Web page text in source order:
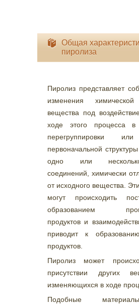
Общая
пиролиза
Пиролиз представляет
изменения химической
вещества под
ходе этого процесса в
перегруппировки
первоначальной
одно или
соединений, химически
от исходного вещества.
могут происходить
образованием
продуктов и
приводит к
продуктов.
Пиролиз может
присутствии других
изменяющихся в ходе
Подобные